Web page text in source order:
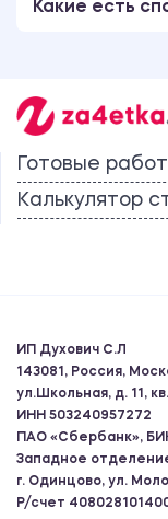
Какие есть
Готовые
Калькулятор
ИП Духович С.Л
143081, Россия,
ул.Школьная, д. 11,
ИНН 503240957272
ПАО «Сбербанк»,
Западное
г. Одинцово, ул.
Р/счет